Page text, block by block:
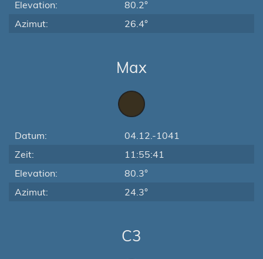
Elevation:
80.2°
Azimut:
26.4°
Max
Datum:
04.12.-1041
Zeit:
11:55:41
Elevation:
80.3°
Azimut:
24.3°
C3